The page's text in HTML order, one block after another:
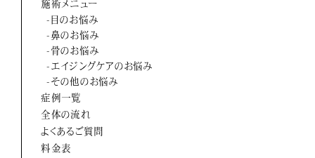
お問い合わせ
アクセス
採用情報
施術メニュー
-目のお悩み
-鼻のお悩み
-骨のお悩み
-エイジングケアのお悩み
-その他のお悩み
症例一覧
全体の流れ
よくあるご質問
料金表